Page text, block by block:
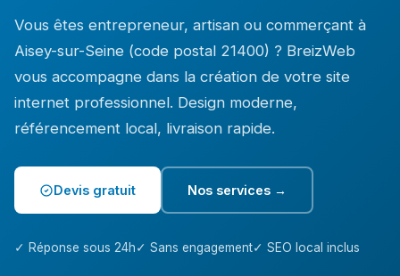
Vous êtes entrepreneur, artisan ou commerçant à
Aisey-sur-Seine (code postal 21400) ? BreizWeb
vous accompagne dans la création de votre site
internet professionnel. Design moderne,
référencement local, livraison rapide.
Devis gratuit Nos services →
✓ Réponse sous 24h✓ Sans engagement✓ SEO local inclus